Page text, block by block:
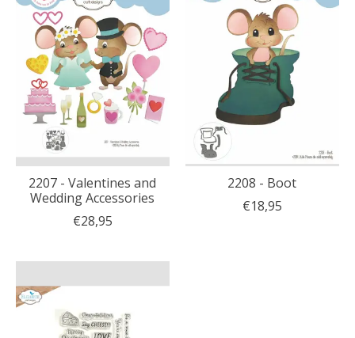
2207 - Valentines and
Wedding Accessories
€28,95
2208 - Boot
€18,95